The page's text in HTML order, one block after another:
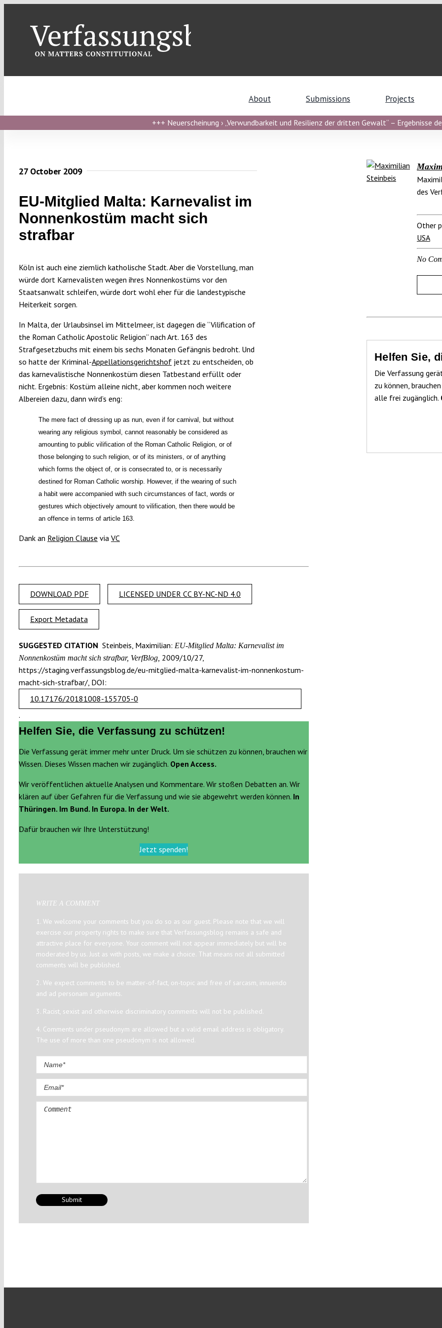
About Submissions Projects
+++ Neuerscheinung › „Verwundbarkeit und Resilienz der dritten Gewalt“ – Ergebnisse
27 October 2009
EU-Mitglied Malta: Karnevalist im
Nonnenkostüm macht sich
strafbar
Köln ist auch eine ziemlich katholische Stadt. Aber die Vorstellung, man
würde dort Karnevalisten wegen ihres Nonnenkostüms vor den
Staatsanwalt schleifen, würde dort wohl eher für die landestypische
Heiterkeit sorgen.
In Malta, der Urlaubsinsel im Mittelmeer, ist dagegen die “Vilification of
the Roman Catholic Apostolic Religion” nach Art. 163 des
Strafgesetzbuchs mit einem bis sechs Monaten Gefängnis bedroht. Und
so hatte der Kriminal-Appellationsgerichtshofjetzt zu entscheiden, ob
das karnevalistische Nonnenkostüm diesen Tatbestand erfüllt oder
nicht. Ergebnis: Kostüm alleine nicht, aber kommen noch weitere
Albereien dazu, dann wird’s eng:
The mere fact of dressing up as nun, even if for carnival, but without
wearing any religious symbol, cannot reasonably be considered as
amounting to public vilification of the Roman Catholic Religion, or of
those belonging to such religion, or of its ministers, or of anything
which forms the object of, or is consecrated to, or is necessarily
destined for Roman Catholic worship. However, if the wearing of such
a habit were accompanied with such circumstances of fact, words or
gestures which objectively amount to vilification, then there would be
an offence in terms of article 163.
Dank an Religion Clause via VC
DOWNLOAD PDF LICENSED UNDER CC BY-NC-ND 4.0
Export Metadata
SUGGESTED CITATION Steinbeis, Maximilian: EU-Mitglied Malta: Karnevalist im
Nonnenkostüm macht sich strafbar, VerfBlog, 2009/10/27,
https://staging.verfassungsblog.de/eu-mitglied-malta-karnevalist-im-nonnenkostum-
macht-sich-strafbar/, DOI:
10.17176/20181008-155705-0
.
Helfen Sie, die Verfassung zu schützen!
Die Verfassung gerät immer mehr unter Druck. Um sie schützen zu können, brauchen wir
Wissen. Dieses Wissen machen wir zugänglich. Open Access.
Wir veröffentlichen aktuelle Analysen und Kommentare. Wir stoßen Debatten an. Wir
klären auf über Gefahren für die Verfassung und wie sie abgewehrt werden können. In
Thüringen. Im Bund. In Europa. In der Welt.
Dafür brauchen wir Ihre Unterstützung!
Jetzt spenden!
WRITE A COMMENT
1. We welcome your comments but you do so as our guest. Please note that we will
exercise our property rights to make sure that Verfassungsblog remains a safe and
attractive place for everyone. Your comment will not appear immediately but will be
moderated by us. Just as with posts, we make a choice. That means not all submitted
comments will be published.
2. We expect comments to be matter-of-fact, on-topic and free of sarcasm, innuendo
and ad personam arguments.
3. Racist, sexist and otherwise discriminatory comments will not be published.
4. Comments under pseudonym are allowed but a valid email address is obligatory.
The use of more than one pseudonym is not allowed.
Comment
des
Other
USA
No
Helfen Sie,
Die Verfassung
zu können,
alle frei zugänglich.